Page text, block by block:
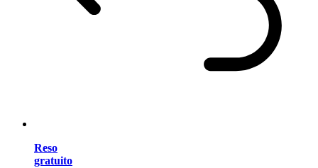
Reso
gratuito